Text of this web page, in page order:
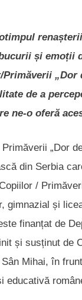
și emoții
de a
ne-o oferă
„Dor
din Serbia
/
gimnazial și
finanțat de
și susținut de
Mihai, în
educativă